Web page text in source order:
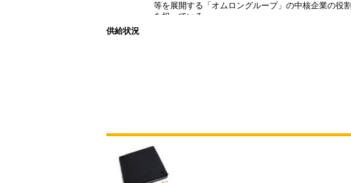
等を展開する「オムロングループ」の中核企業の役割
を担っている。
供給状況